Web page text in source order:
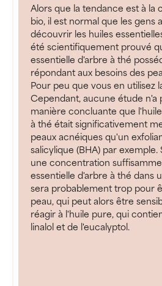
Alors que la tendance est à la
bio, il est normal que les gens
découvrir les huiles
été scientifiquement prouvé
essentielle d'arbre à thé
répondant aux besoins des
Pour peu que vous en utilisez
Cependant, aucune étude
manière concluante que
à thé était significativement
peaux acnéiques qu'un
salicylique (BHA) par
une concentration
essentielle d'arbre à thé dans
sera probablement trop pour
peau, qui peut alors être
réagir à l'huile pure, qui
linalol et de l'eucalyptol.